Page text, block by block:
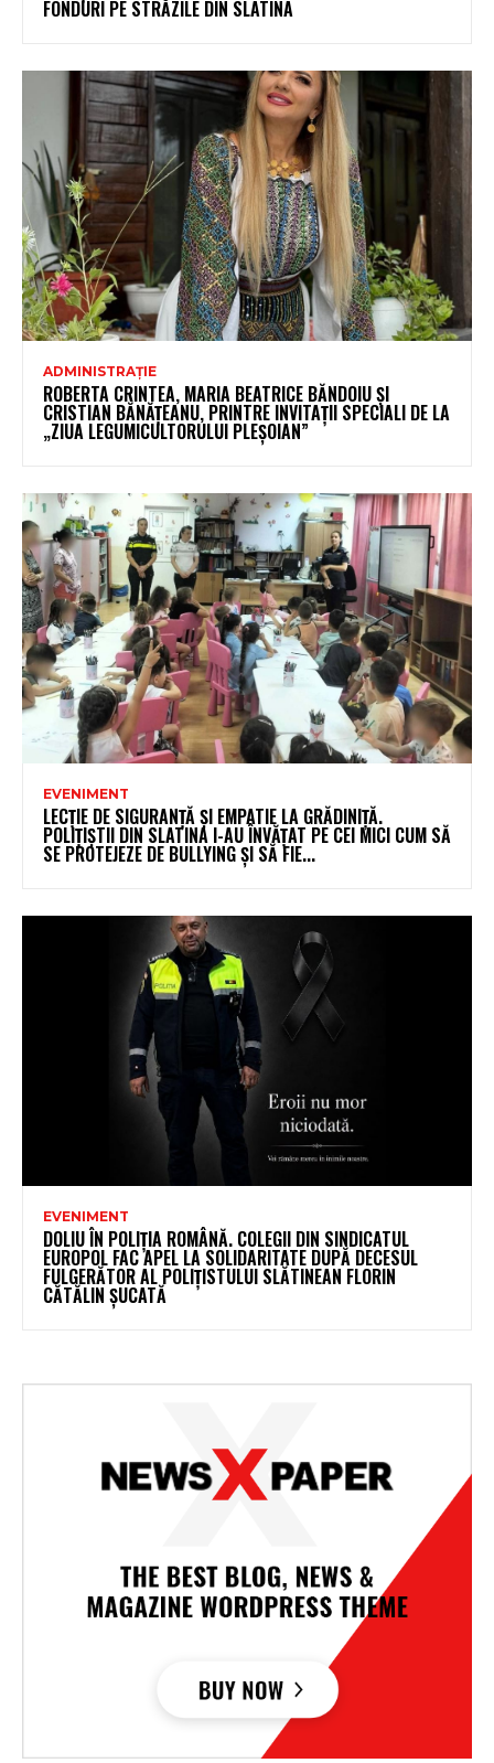
FONDURI PE STRĂZILE DIN SLATINA
ADMINISTRAȚIE
ROBERTA CRINTEA, MARIA BEATRICE BĂNDOIU ȘI
CRISTIAN BĂNĂȚEANU, PRINTRE INVITAȚII SPECIALI DE LA
„ZIUA LEGUMICULTORULUI PLEȘOIAN”
EVENIMENT
LECȚIE DE SIGURANȚĂ ȘI EMPATIE LA GRĂDINIȚĂ.
POLIȚIȘTII DIN SLATINA I-AU ÎNVĂȚAT PE CEI MICI CUM SĂ
SE PROTEJEZE DE BULLYING ȘI SĂ FIE...
EVENIMENT
DOLIU ÎN POLIȚIA ROMÂNĂ. COLEGII DIN SINDICATUL
EUROPOL FAC APEL LA SOLIDARITATE DUPĂ DECESUL
FULGERĂTOR AL POLIȚISTULUI SLĂTINEAN FLORIN
CĂTĂLIN ȘUCATĂ